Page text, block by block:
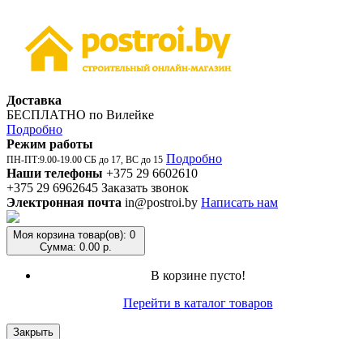
Доставка
БЕСПЛАТНО по Вилейке
Подробно
Режим работы
ПН-ПТ:9.00-19.00 СБ до 17, ВС до 15 Подробно
Наши телефоны +375 29 6602610
+375 29 6962645 Заказать звонок
Электронная почта in@postroi.by Написать нам
Моя корзина товар(ов): 0
Сумма: 0.00 р.
В корзине пусто!
Перейти в каталог товаров
Закрыть